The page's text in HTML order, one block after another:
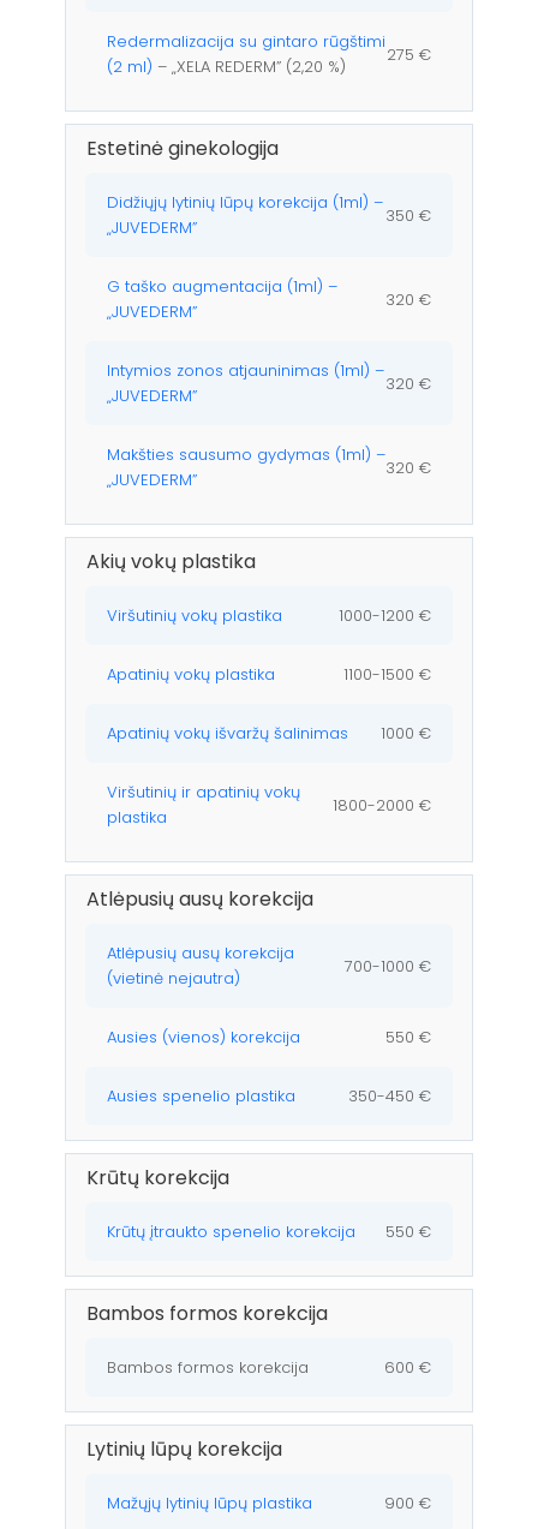
Redermalizacija su gintaro rūgštimi
(2 ml) – „XELA REDERM” (2,20 %)
275 €
Estetinė ginekologija
Didžiųjų lytinių lūpų korekcija (1ml) –
„JUVEDERM”
350 €
G taško augmentacija (1ml) –
„JUVEDERM”
320 €
Intymios zonos atjauninimas (1ml) –
„JUVEDERM”
320 €
Makšties sausumo gydymas (1ml) –
„JUVEDERM”
320 €
Akių vokų plastika
Viršutinių vokų plastika 1000-1200 €
Apatinių vokų plastika 1100-1500 €
Apatinių vokų išvaržų šalinimas 1000 €
Viršutinių ir apatinių vokų
plastika
1800-2000 €
Atlėpusių ausų korekcija
Atlėpusių ausų korekcija
(vietinė nejautra)
700-1000 €
Ausies (vienos) korekcija 550 €
Ausies spenelio plastika 350-450 €
Krūtų korekcija
Krūtų įtraukto spenelio korekcija 550 €
Bambos formos korekcija
Bambos formos korekcija 600 €
Lytinių lūpų korekcija
Mažųjų lytinių lūpų plastika 900 €